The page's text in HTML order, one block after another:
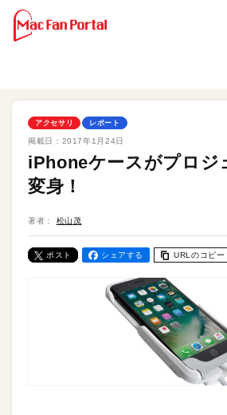
アクセサリ レポート
掲載日： 2017年1月24日
iPhoneケースがプロジ
変身！
著者： 松山茂
ポスト シェアする URLのコピー